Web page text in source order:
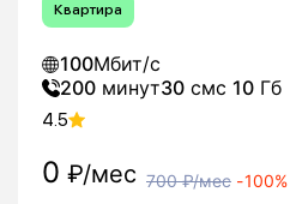
Квартира
100Мбит/с
200 минут30 смс 10 Гб
4.5
0 ₽/мес 700₽/мес -100%